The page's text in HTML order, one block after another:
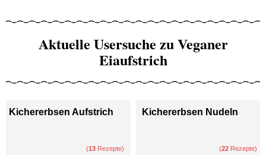
Aktuelle Usersuche zu Veganer
Eiaufstrich
Kichererbsen Aufstrich
(13 Rezepte)
Kichererbsen Nudeln
(22 Rezepte)